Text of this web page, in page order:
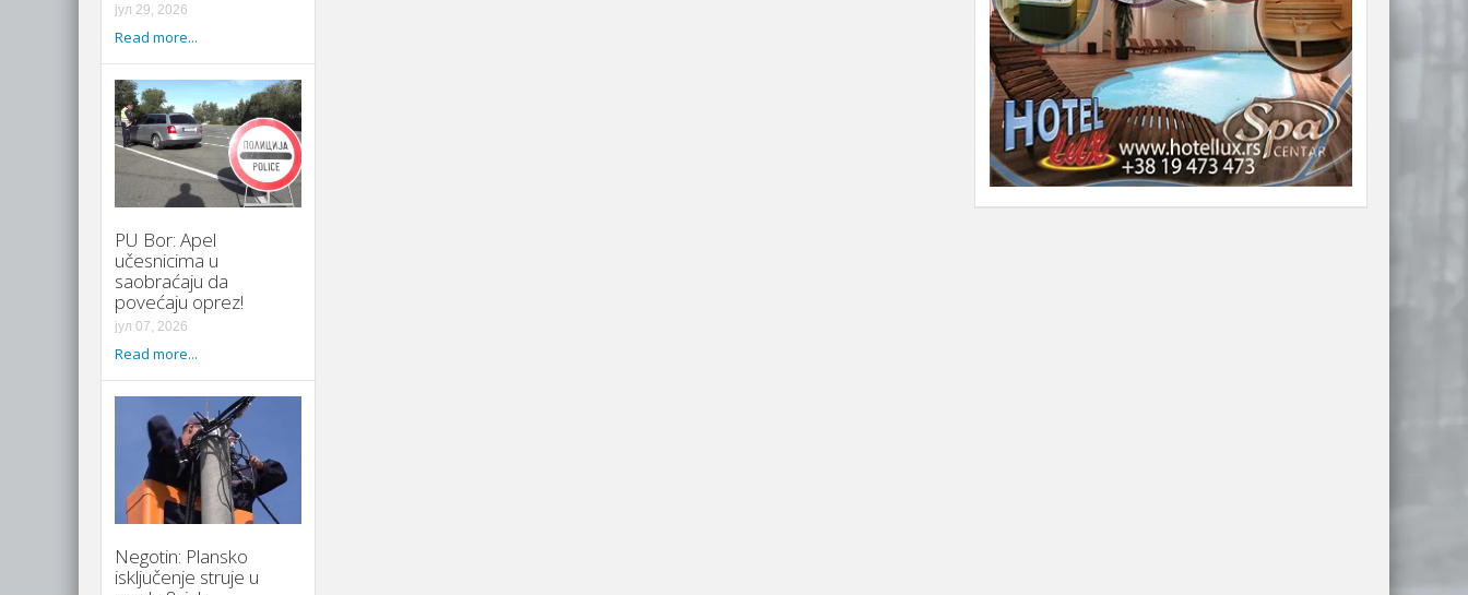
јул 29, 2026
Read more...
PU Bor: Apel
učesnicima u
saobraćaju da
povećaju oprez!
јул 07, 2026
Read more...
Negotin: Plansko
isključenje struje u